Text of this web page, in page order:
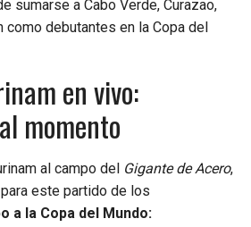
sumarse a Cabo Verde, Curazao,
como debutantes en la Copa del
en vivo:
momento
al campo del Gigante de Acero,
este partido de los
a la Copa del Mundo: